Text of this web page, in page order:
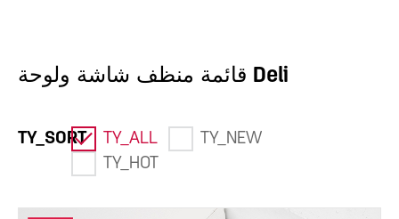
قائمة منظف شاشة ولوحة Deli
TY_SORT TY_ALL
TY_NEW
TY_HOT